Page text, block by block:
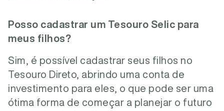
Posso cadastrar um Tesouro Selic para
meus filhos?
Sim, é possível cadastrar seus filhos no
Tesouro Direto, abrindo uma conta de
investimento para eles, o que pode ser uma
ótima forma de começar a planejar o futuro